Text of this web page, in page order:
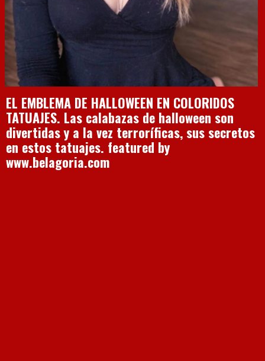
EL EMBLEMA DE HALLOWEEN EN COLORIDOS
TATUAJES. Las calabazas de halloween son
divertidas y a la vez terroríficas, sus secretos
en estos tatuajes. featured by
www.belagoria.com